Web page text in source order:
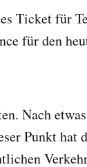
Ticket für
für den
Nach
Punkt hat